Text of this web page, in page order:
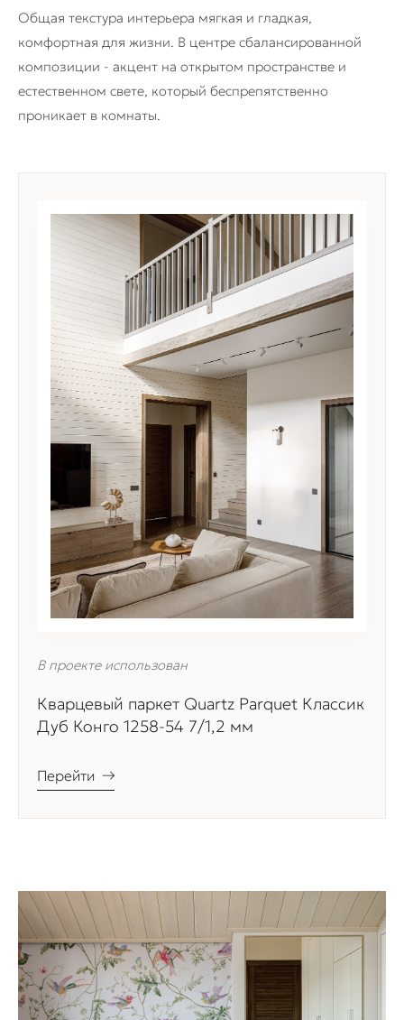
Общая текстура интерьера мягкая и гладкая,
комфортная для жизни. В центре сбалансированной
композиции - акцент на открытом пространстве и
естественном свете, который беспрепятственно
проникает в комнаты.
В проекте использован
Кварцевый паркет Quartz Parquet Классик
Дуб Конго 1258-54 7/1,2 мм
Перейти →